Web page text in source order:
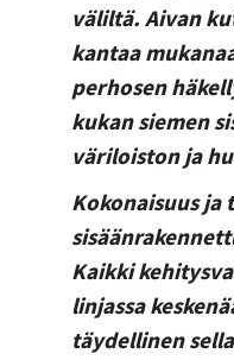
väliltä. Aivan
kantaa
perhosen
kukan siemen
väriloiston ja
Kokonaisuus ja
Kaikki
linjassa
täydellinen